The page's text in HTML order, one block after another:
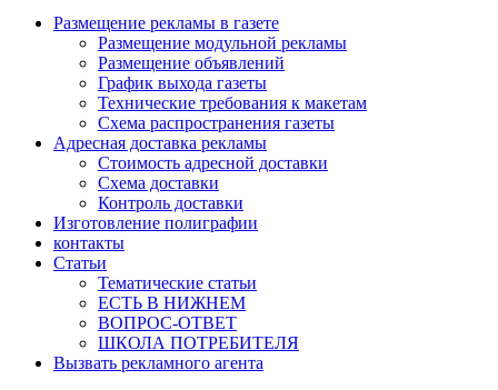
Размещение рекламы в газете
Размещение модульной рекламы
Размещение объявлений
График выхода газеты
Технические требования к макетам
Схема распространения газеты
Адресная доставка рекламы
Стоимость адресной доставки
Схема доставки
Контроль доставки
Изготовление полиграфии
контакты
Статьи
Тематические статьи
ЕСТЬ В НИЖНЕМ
ВОПРОС-ОТВЕТ
ШКОЛА ПОТРЕБИТЕЛЯ
Вызвать рекламного агента